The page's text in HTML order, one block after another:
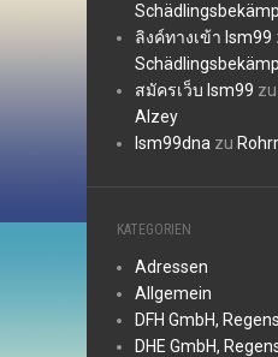
ลิงค์ทางเข้า lsm99
สมัครเว็บ lsm99 zu
Alzey
lsm99dna zu
KATEGORIEN
Adressen
Allgemein
DFH GmbH,
DHE GmbH,